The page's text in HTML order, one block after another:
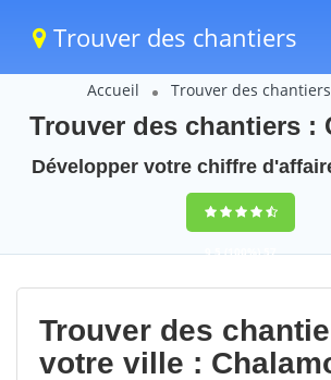
Trouver des chantiers
Accueil Trouver des
Trouver des chantiers :
Développer votre chiffre
9,5(100%)57
votes
Trouver des
votre ville :